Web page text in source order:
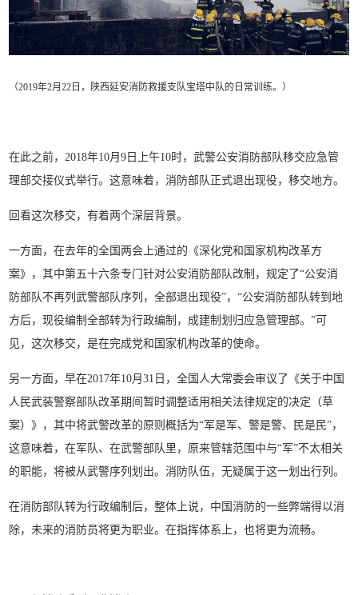
（2019年2月22日，陕西延安消防救援支队宝塔中队的日常训练。 ）
在此之前，2018年10月9日上午10时，武警公安消防部队移交应急管
理部交接仪式举行。这意味着，消防部队正式退出现役，移交地方。
回看这次移交，有着两个深层背景。
一方面，在去年的全国两会上通过的《深化党和国家机构改革方
案》，其中第五十六条专门针对公安消防部队改制，规定了“公安消
防部队不再列武警部队序列，全部退出现役”，“公安消防部队转到地
方后，现役编制全部转为行政编制，成建制划归应急管理部。”可
见，这次移交，是在完成党和国家机构改革的使命。
另一方面，早在2017年10月31日，全国人大常委会审议了《关于中国
人民武装警察部队改革期间暂时调整适用相关法律规定的决定（草
案）》，其中将武警改革的原则概括为“军是军、警是警、民是民”，
这意味着，在军队、在武警部队里，原来管辖范围中与“军”不太相关
的职能，将被从武警序列划出。消防队伍，无疑属于这一划出行列。
在消防部队转为行政编制后，整体上说，中国消防的一些弊端得以消
除，未来的消防员将更为职业。在指挥体系上，也将更为流畅。